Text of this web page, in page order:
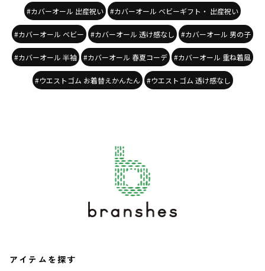
#カバーオール 出産祝い #カバーオール ベビーギフト・ 出産祝い
#カバーオール ベビー #カバーオール 透け感なし #カバーオール 男の子
#カバーオール 半袖 #カバーオール 春夏コーデ #カバーオール 重ね着風
#ウエストゴム お着替えかんたん #ウエストゴム 透け感なし
アイテムを探す